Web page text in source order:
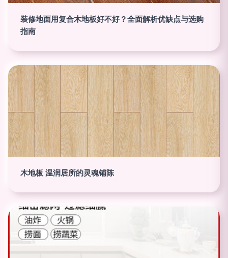
装修地面用复合木地板好不好？全面解析优缺点与选购
指南
木地板 温润居所的灵魂铺陈